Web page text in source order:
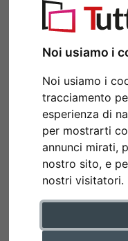
Noi usiamo i
Noi usiamo i
tracciamento
esperienza di
per mostrarti
annunci mirati,
nostro sito, e
nostri visitatori.
Indietro